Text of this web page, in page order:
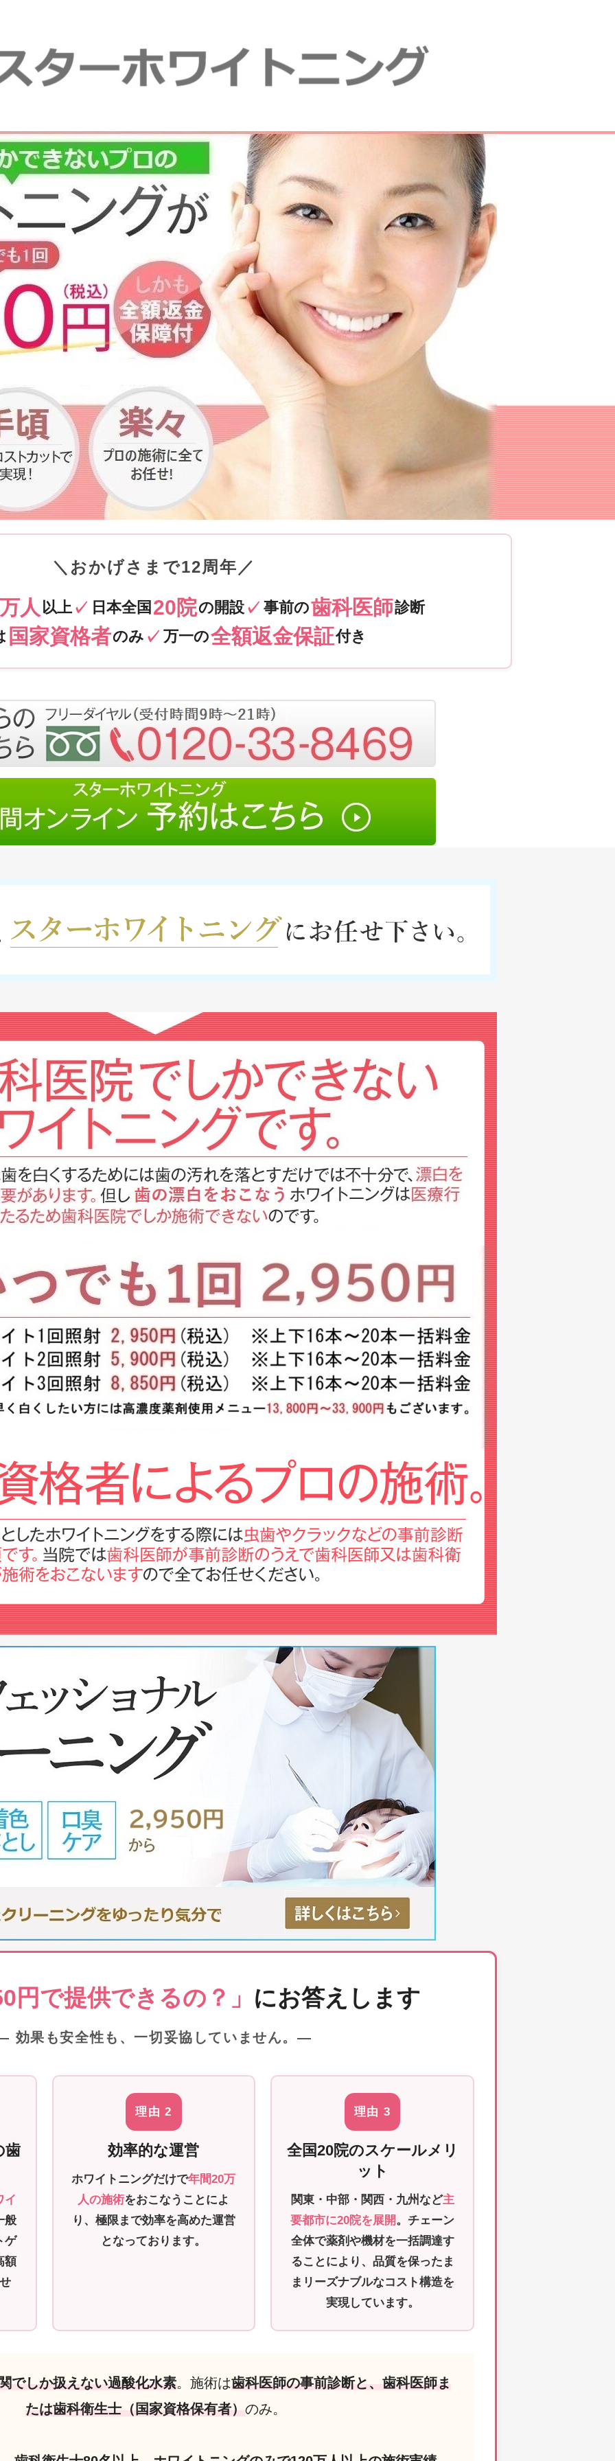
ング 1回2,950円｜スターホワイトニング
＼ おかげさまで12周年 ／
人 以上 日本全国 20院の開設 事前の歯科医師診断
国家資格者のみ 万一の全額返金保証付き
円で提供できるの？」 にお答えします
効果も安全性も、一切妥協していません。―
歯
イ
般
ゲ
額
理由 2
効率的な運営
ホワイトニングだけで年間20万
人の施術をおこなうことによ
り、極限まで効率を高めた運営
となっております。
理由 3
全国20院のスケールメリ
ット
関東・中部・関西・九州など主
要都市に20院を展開。チェーン
全体で薬剤や機材を一括調達す
ることにより、品質を保ったま
まリーズナブルなコスト構造を
実現しています。
でしか扱えない過酸化水素。施術は歯科医師の事前診断と、歯科医師ま
たは歯科衛生士（国家資格保有者） のみ。